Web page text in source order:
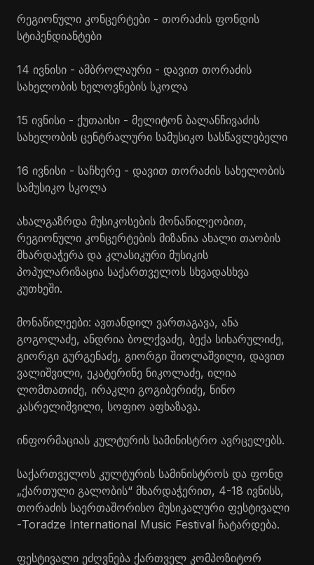
რეგიონული კონცერტები - თორაძის ფონდის
სტიპენდიანტები
14 ივნისი - ამბროლაური - დავით თორაძის
სახელობის ხელოვნების სკოლა
15 ივნისი - ქუთაისი - მელიტონ ბალანჩივაძის
სახელობის ცენტრალური სამუსიკო სასწავლებელი
16 ივნისი - საჩხერე - დავით თორაძის სახელობის
სამუსიკო სკოლა
ახალგაზრდა მუსიკოსების მონაწილეობით,
რეგიონული კონცერტების მიზანია ახალი თაობის
მხარდაჭერა და კლასიკური მუსიკის
პოპულარიზაცია საქართველოს სხვადასხვა
კუთხეში.
მონაწილეები: ავთანდილ ვართაგავა, ანა
გოგოლაძე, ანდრია ბოლქვაძე, ბექა სიხარულიძე,
გიორგი გურგენაძე, გიორგი შიოლაშვილი, დავით
ვალიშვილი, ეკატერინე ნიკოლაძე, ილია
ლომთათიძე, ირაკლი გოგიბერიძე, ნინო
კასრელიშვილი, სოფიო აფხაზავა.
ინფორმაციას კულტურის სამინისტრო ავრცელებს.
საქართველოს კულტურის სამინისტროს და ფონდ
„ქართული გალობის“ მხარდაჭერით, 4-18 ივნისს,
თორაძის საერთაშორისო მუსიკალური ფესტივალი
-Toradze International Music Festival ჩატარდება.
ფესტივალი ეძღვნება ქართველ კომპოზიტორ